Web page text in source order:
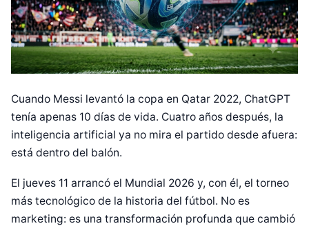
Cuando Messi levantó la copa en Qatar 2022, ChatGPT
tenía apenas 10 días de vida. Cuatro años después, la
inteligencia artificial ya no mira el partido desde afuera:
está dentro del balón.
El jueves 11 arrancó el Mundial 2026 y, con él, el torneo
más tecnológico de la historia del fútbol. No es
marketing: es una transformación profunda que cambió